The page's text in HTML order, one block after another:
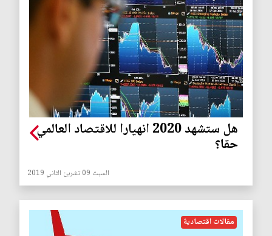
هل ستشهد 2020 انهيارا للاقتصاد العالمي
حقا؟
السبت 09 تشرين الثاني 2019
مقالات اقتصادية